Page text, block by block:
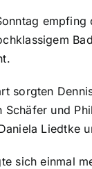
sorgten
Schäfer und
Liedtke
sich einmal